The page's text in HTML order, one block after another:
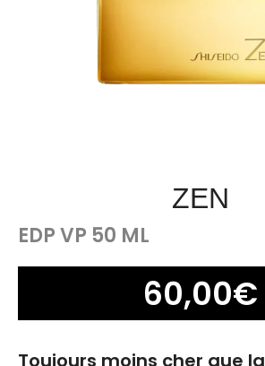
ZEN
EDP VP 50 ML
60,00€
Toujours moins cher que la